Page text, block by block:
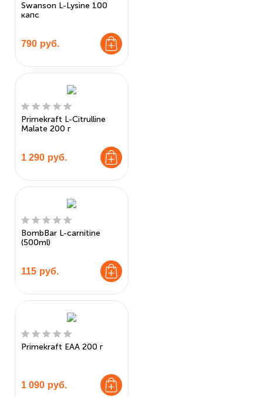
Swanson L-Lysine 100
капс
790 руб.
Primekraft L-Citrulline
Malate 200 г
1 290 руб.
BombBar L-carnitine
(500ml)
115 руб.
Primekraft EAA 200 г
1 090 руб.